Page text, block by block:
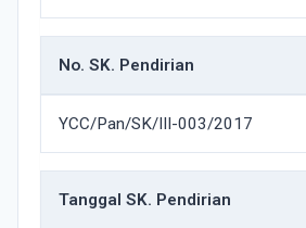
No. SK. Pendirian
YCC/Pan/SK/III-003/2017
Tanggal SK. Pendirian